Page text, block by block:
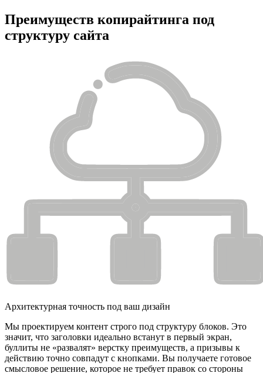
Преимуществ копирайтинга под
структуру сайта
Архитектурная точность под ваш дизайн
Мы проектируем контент строго под структуру блоков. Это
значит, что заголовки идеально встанут в первый экран,
буллиты не «развалят» верстку преимуществ, а призывы к
действию точно совпадут с кнопками. Вы получаете готовое
смысловое решение, которое не требует правок со стороны